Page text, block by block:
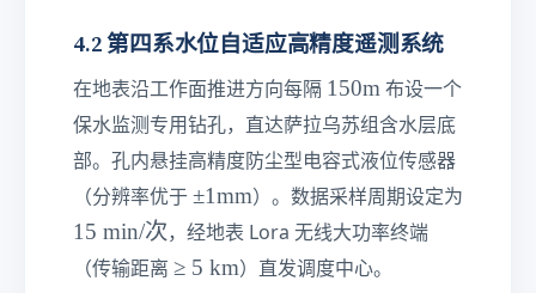
{
}
l-
ar
gi
n
≥
1
4.2 第四系水位自适应高精度遥测系统
在地表沿工作面推进方向每隔 1
5
0\
te
xt
{
}
150m 布设一个
保水监测专用钻孔，直达萨拉乌苏组含水层底
部。孔内悬挂高精度防尘型电容式液位传感器
（分辨率优于 ±
1\
xt
±1mm）。数据采样周期设定为
1
5\
15 min/次，经地表 Lora 无线大功率终端
（传输距离 ≥
≥ 5 km）直发调度中心。